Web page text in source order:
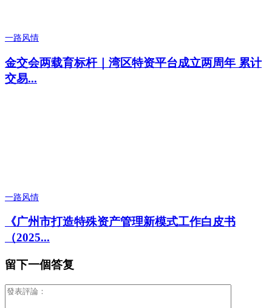
一路风情
金交会两载育标杆｜湾区特资平台成立两周年 累计
交易...
一路风情
《广州市打造特殊资产管理新模式工作白皮书
（2025...
留下一個答复